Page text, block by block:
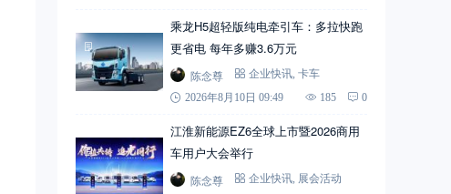
乘龙H5超轻版纯电牵引车：多拉快跑
更省电 每年多赚3.6万元
陈念尊 企业快讯 卡车
2026年8月10日 09:49
185 0
江淮新能源EZ6全球上市暨2026商用
车用户大会举行
陈念尊 企业快讯
展会活动